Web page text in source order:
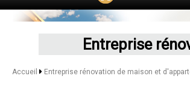
Entreprise
Accueil Entreprise rénovation de maison et